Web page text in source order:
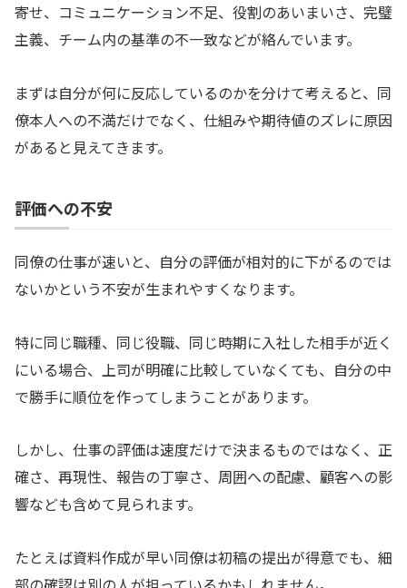
寄せ、コミュニケーション不足、役割のあいまいさ、完璧
主義、チーム内の基準の不一致などが絡んでいます。
まずは自分が何に反応しているのかを分けて考えると、同
僚本人への不満だけでなく、仕組みや期待値のズレに原因
があると見えてきます。
評価への不安
同僚の仕事が速いと、自分の評価が相対的に下がるのでは
ないかという不安が生まれやすくなります。
特に同じ職種、同じ役職、同じ時期に入社した相手が近く
にいる場合、上司が明確に比較していなくても、自分の中
で勝手に順位を作ってしまうことがあります。
しかし、仕事の評価は速度だけで決まるものではなく、正
確さ、再現性、報告の丁寧さ、周囲への配慮、顧客への影
響なども含めて見られます。
たとえば資料作成が早い同僚は初稿の提出が得意でも、細